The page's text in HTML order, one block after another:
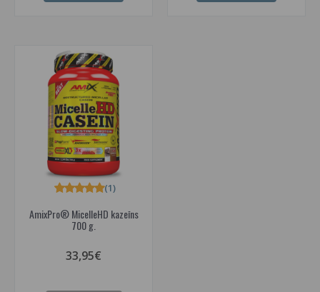
AmixPro® MicelleHD kazeīns
700 g.
(1)
33,95€